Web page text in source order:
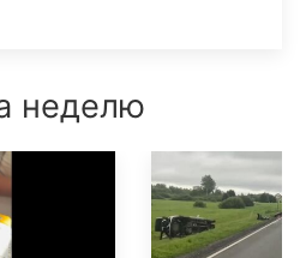
неделю